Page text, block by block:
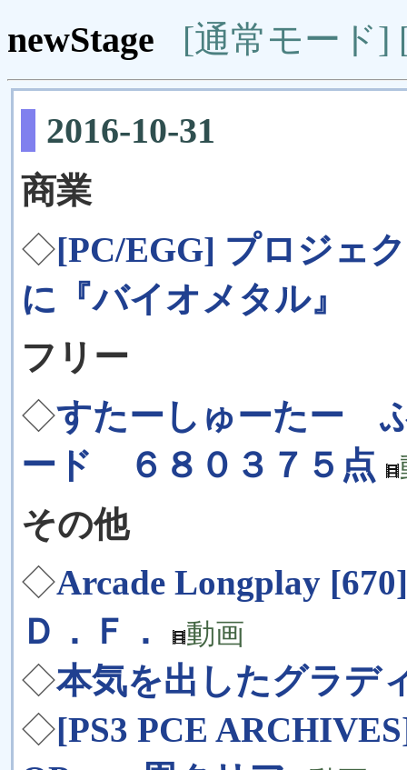
newStage [通常モード]
2016-10-31
商業
◇[PC/EGG] プロジェ
に『バイオメタル』
フリー
◇すたーしゅーたー
ード ６８０３７５点
その他
◇Arcade Longplay
Ｄ．Ｆ．
動画
◇本気を出したグラデ
◇[PS3 PCE